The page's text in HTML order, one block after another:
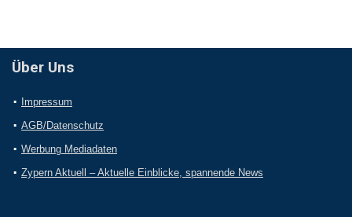
Über Uns
Impressum
AGB/Datenschutz
Werbung Mediadaten
Zypern Aktuell – Aktuelle Einblicke, spannende News